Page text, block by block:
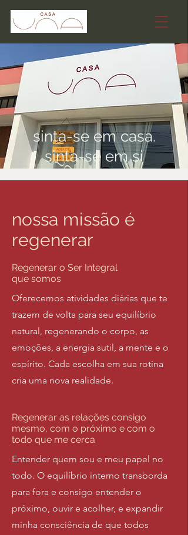
sinta-se em casa.
sinta-se em si
nossa missão é
regenerar
Regenerar o Ser Integral
que somos
Oferecemos atividades diárias que te
trazem de volta para seu equilíbrio
natural, regenerando o corpo, as
emoções, a energia sutil, a mente e o
espírito. Cada escolha em sua rotina
cria uma nova realidade.
Regenerar as relações consigo
mesmo, com o próximo e com o
todo que me cerca
Entender quem sou e meu papel no
todo. O equilíbrio interno transborda
para fora e consigo entender o
próximo, ouvir e acolher, e expandir
minha consciência de que todos